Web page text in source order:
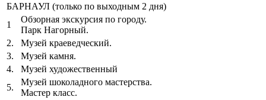
БАРНАУЛ (только по выходным 2 дня)
1
Обзорная экскурсия по городу.
Парк Нагорный.
2.
Музей краеведческий.
3.
Музей камня.
4.
Музей художественный
5.
Музей шоколадного мастерства.
Мастер класс.